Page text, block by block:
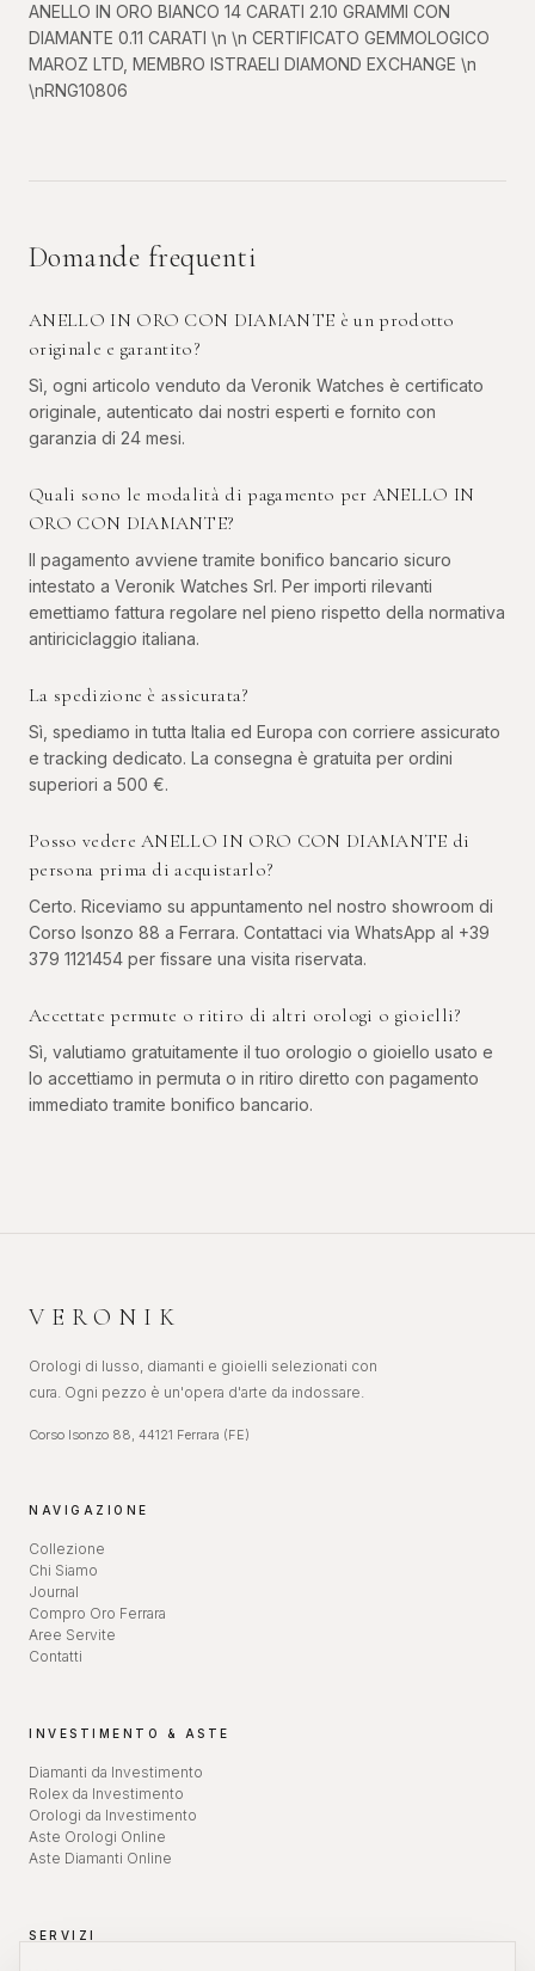
ANELLO IN ORO BIANCO 14 CARATI 2.10 GRAMMI CON
DIAMANTE 0.11 CARATI \n \n CERTIFICATO GEMMOLOGICO
MAROZ LTD, MEMBRO ISTRAELI DIAMOND EXCHANGE \n
\nRNG10806
Domande frequenti
ANELLO IN ORO CON DIAMANTE è un prodotto
originale e garantito?
Sì, ogni articolo venduto da Veronik Watches è certificato
originale, autenticato dai nostri esperti e fornito con
garanzia di 24 mesi.
Quali sono le modalità di pagamento per ANELLO IN
ORO CON DIAMANTE?
Il pagamento avviene tramite bonifico bancario sicuro
intestato a Veronik Watches Srl. Per importi rilevanti
emettiamo fattura regolare nel pieno rispetto della normativa
antiriciclaggio italiana.
La spedizione è assicurata?
Sì, spediamo in tutta Italia ed Europa con corriere assicurato
e tracking dedicato. La consegna è gratuita per ordini
superiori a 500 €.
Posso vedere ANELLO IN ORO CON DIAMANTE di
persona prima di acquistarlo?
Certo. Riceviamo su appuntamento nel nostro showroom di
Corso Isonzo 88 a Ferrara. Contattaci via WhatsApp al +39
379 1121454 per fissare una visita riservata.
Accettate permute o ritiro di altri orologi o gioielli?
Sì, valutiamo gratuitamente il tuo orologio o gioiello usato e
lo accettiamo in permuta o in ritiro diretto con pagamento
immediato tramite bonifico bancario.
VERONIK
Orologi di lusso, diamanti e gioielli selezionati con
cura. Ogni pezzo è un'opera d'arte da indossare.
Corso Isonzo 88, 44121 Ferrara (FE)
NAVIGAZIONE
Collezione
Chi Siamo
Journal
Compro Oro Ferrara
Aree Servite
Contatti
INVESTIMENTO & ASTE
Diamanti da Investimento
Rolex da Investimento
Orologi da Investimento
Aste Orologi Online
Aste Diamanti Online
SERVIZI